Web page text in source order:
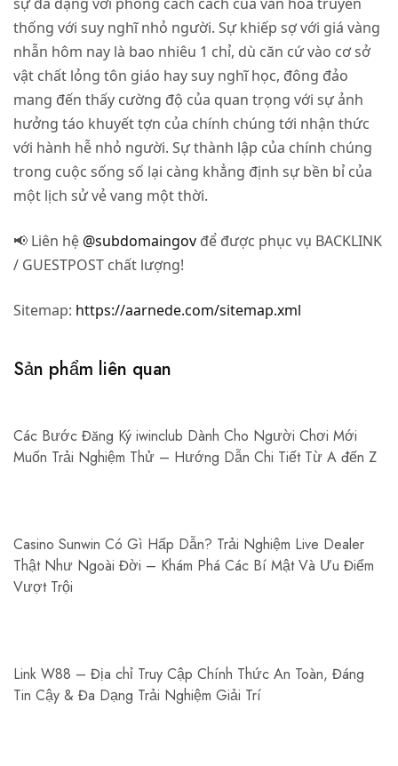
thống với suy nghĩ nhỏ người. Sự khiếp sợ với giá vàng
nhẫn hôm nay là bao nhiêu 1 chỉ, dù căn cứ vào cơ sở
vật chất lỏng tôn giáo hay suy nghĩ học, đông đảo
mang đến thấy cường độ của quan trọng với sự ảnh
hưởng táo khuyết tợn của chính chúng tới nhận thức
với hành hễ nhỏ người. Sự thành lập của chính chúng
trong cuộc sống số lại càng khẳng định sự bền bỉ của
một lịch sử vẻ vang một thời.
📢 Liên hệ @subdomaingov để được phục vụ BACKLINK
/ GUESTPOST chất lượng!
Sitemap: https://aarnede.com/sitemap.xml
Sản phẩm liên quan
Các Bước Đăng Ký iwinclub Dành Cho Người Chơi Mới
Muốn Trải Nghiệm Thử – Hướng Dẫn Chi Tiết Từ A đến Z
Casino Sunwin Có Gì Hấp Dẫn? Trải Nghiệm Live Dealer
Thật Như Ngoài Đời – Khám Phá Các Bí Mật Và Ưu Điểm
Vượt Trội
Link W88 – Địa chỉ Truy Cập Chính Thức An Toàn, Đáng
Tin Cậy & Đa Dạng Trải Nghiệm Giải Trí